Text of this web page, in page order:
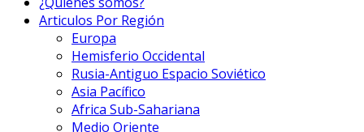
Articulos Por Región
Europa
Hemisferio Occidental
Rusia-Antiguo Espacio Soviético
Asia Pacífico
Africa Sub-Sahariana
Medio Oriente